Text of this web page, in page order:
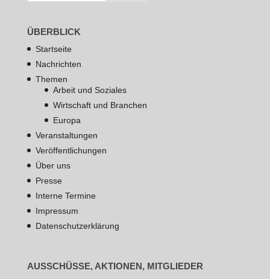
ÜBERBLICK
Startseite
Nachrichten
Themen
Arbeit und Soziales
Wirtschaft und Branchen
Europa
Veranstaltungen
Veröffentlichungen
Über uns
Presse
Interne Termine
Impressum
Datenschutzerklärung
AUSSCHÜSSE, AKTIONEN, MITGLIEDER